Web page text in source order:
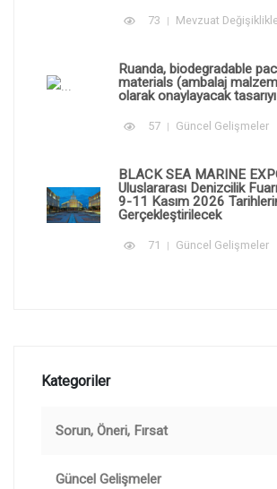
73 Mevzuat
Ruanda, biodegradable
materials (ambalaj
olarak onaylayacak
57 Güncel Gelişmeler
BLACK SEA MARINE
Uluslararası Denizcilik
9-11 Kasım 2026
Gerçekleştirilecek
71 Güncel Gelişmeler
Kategoriler
Sorun, Öneri, Fırsat
Güncel Gelişmeler